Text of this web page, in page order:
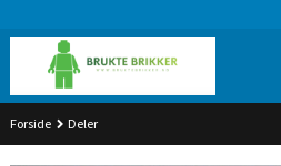
til
innholdet
Forside Deler